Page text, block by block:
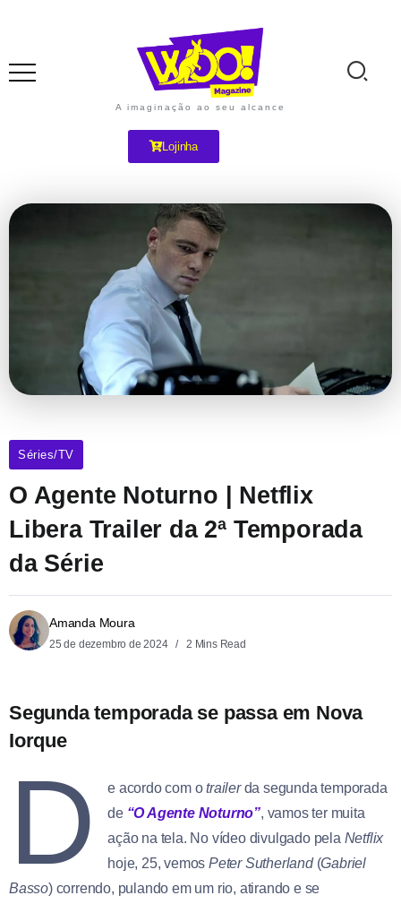
A imaginação ao seu alcance
Lojinha
Séries/TV
O Agente Noturno | Netflix
Libera Trailer da 2ª Temporada
da Série
Amanda Moura
25 de dezembro de 2024 2 Mins Read
Segunda temporada se passa em Nova
Iorque
D e acordo com otrailerda segunda temporada
de “O Agente Noturno”, vamos ter muita
ação na tela. No vídeo divulgado pela Netflix
hoje, 25, vemosPeter Sutherland(Gabriel
Basso) correndo, pulando em um rio, atirando e se